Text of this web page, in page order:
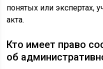
понятых или экспертах,
акта.
Кто имеет право
об